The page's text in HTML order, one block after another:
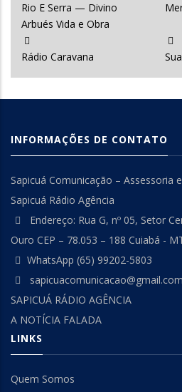
Rio E Serra — Divino
Arbués Vida e Obra
Rádio Caravana
INFORMAÇÕES DE CONTATO
Sapicuá Comunicação – Assessoria
Sapicuá Rádio Agência
Endereço: Rua G, nº 05, Setor
Ouro CEP – 78.053 – 188 Cuiabá -
WhatsApp (65) 99202-5803
sapicuacomunicacao@gmail.com
SAPICUÁ RÁDIO AGÊNCIA
A NOTÍCIA FALADA
LINKS
Quem Somos